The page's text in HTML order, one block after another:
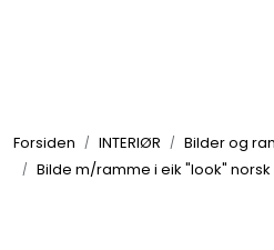
Forsiden INTERIØR Bilder og
Bilde m/ramme i eik "look" norsk
UTEMILJØ